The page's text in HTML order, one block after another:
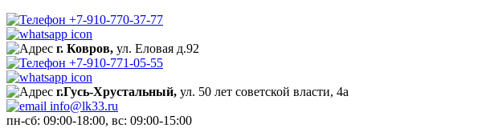
+7-910-770-37-77
г. Ковров, ул. Еловая д.92
+7-910-771-05-55
г.Гусь-Хрустальный, ул. 50 лет советской власти, 4а
info@lk33.ru
пн-сб: 09:00-18:00, вс: 09:00-15:00